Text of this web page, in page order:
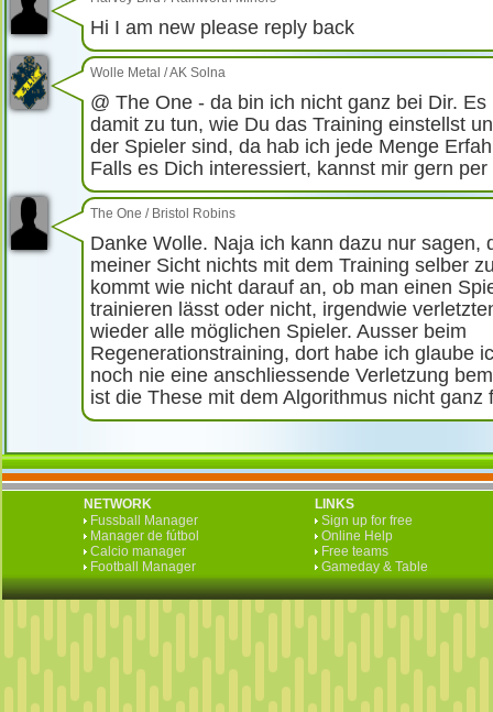
Hi I am new please reply back
Wolle Metal /AK Solna
@ The One - da bin ich nicht ganz bei Dir.
damit zu tun, wie Du das Training einstellst
der Spieler sind, da hab ich jede Menge
Falls es Dich interessiert, kannst mir gern
The One / Bristol Robins
Danke Wolle. Naja ich kann dazu nur sagen,
meiner Sicht nichts mit dem Training selber
kommt wie nicht darauf an, ob man einen
trainieren lässt oder nicht, irgendwie
wieder alle möglichen Spieler. Ausser beim
Regenerationstraining, dort habe ich glaube
noch nie eine anschliessende Verletzung
ist die These mit dem Algorithmus nicht ganz
NETWORK
Fussball Manager
Manager de fútbol
Calcio manager
Football Manager
LINKS
Sign up for free
Online Help
Free teams
Gameday & Table